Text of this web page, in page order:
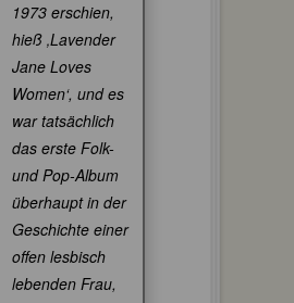
1973 erschien,
hieß ‚Lavender
Jane Loves
Women‘, und es
war tatsächlich
das erste Folk-
und Pop-Album
überhaupt in der
Geschichte einer
offen lesbisch
lebenden Frau,